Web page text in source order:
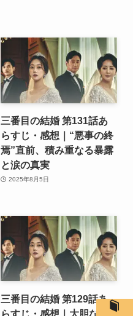
三番目の結婚 第131話あ
らすじ・感想｜“悪事の終
焉”直前、積み重なる暴露
と涙の真実
2025年8月5日
三番目の結婚 第129話あ
らすじ・感想｜大胆な変